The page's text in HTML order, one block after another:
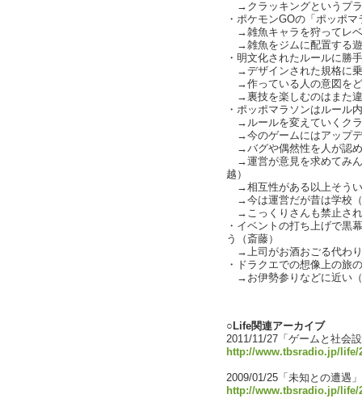
→クラッキングというプラ
・ポケモンGOの「ポッポ
→雑魚キャラを狩ってレ
→雑魚をジムに配置する
・明文化されたルールに勝
→デザインされた規格に
→作っている人の意図を
→裏技を楽しむのはまた
・ポッポマラソンはルール
→ルールを変えていくク
→今のゲームにはアップデ
→バグや偶然性を人が認
→運営が意見を求めてみん
越）
→相互性がある以上そうい
→今は運営だが昔は学校
→こっくりさんも禁止され
・イベントの打ち上げで黒
う（斎藤）
→上司がお酒おごる代わり
・ドラクエでの想像上の旅
→お伊勢参りなどに近い
○Life関連アーカイブ
2011/11/27「ゲームと社会
http://www.tbsradio.jp/life/
2009/01/25「未知との遭遇」
http://www.tbsradio.jp/life/